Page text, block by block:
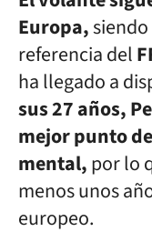
Europa,
referencia del
ha llegado a
sus 27 años,
mejor punto
mental,por lo
menos unos
europeo.